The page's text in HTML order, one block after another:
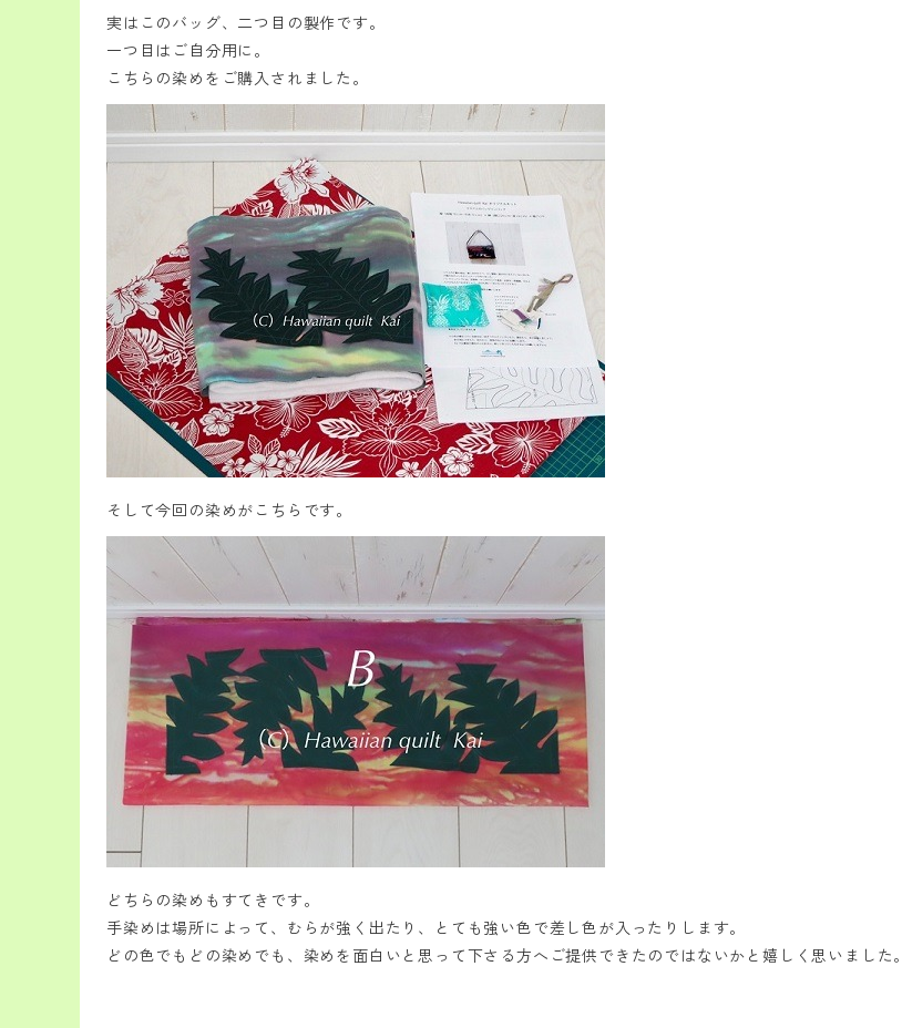
実はこのバッグ、二つ目の製作です。
一つ目はご自分用に。
こちらの染めをご購入されました。
そして今回の染めがこちらです。
どちらの染めもすてきです。
手染めは場所によって、むらが強く出たり、とても強い色で差し色が入ったりします。
どの色でもどの染めでも、染めを面白いと思って下さる方へご提供できたのではないかと嬉しく思いました。